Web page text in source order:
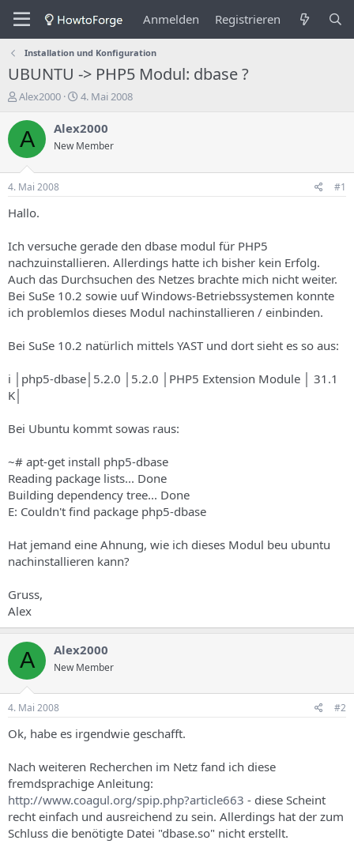
Anmelden Registrieren
Installation und Konfiguration
UBUNTU -> PHP5 Modul: dbase ?
E
s
t
e
l
e
r
s
T
h
e
m
Alex2000
E
s
e
d
a
t
u
m
4. Mai 2008
A Alex2000
New Member
4. Mai 2008 #1
Hallo.
Ich versuche gerade den dbase modul für PHP5
nachzuinstallieren. Allerdings hatte ich bisher kein Erfolg.
Auch das Durchsuchen des Netzes brachte mich nicht weiter.
Bei SuSe 10.2 sowie uuf Windows-Betriebssystemen konnte
ich problemlos dieses Modul nachinstallieren / einbinden.
Bei SuSe 10.2 natürlich mittels YAST und dort sieht es so aus:
i │php5-dbase│5.2.0 │5.2.0 │PHP5 Extension Module │ 31.1
K│
Bei Ubuntu kommt sowas raus:
~# apt-get install php5-dbase
Reading package lists... Done
Building dependency tree... Done
E: Couldn't find package php5-dbase
Hat jemand eine Ahnung, wie ich dieses Modul beu ubuntu
nachinstallieren kann?
Gruss,
Alex
A Alex2000
New Member
4. Mai 2008 #2
Ok, habe es irgendwie geschafft.
Nach weiteren Recherchen im Netz fand ich diese
fremdsprachige Anleitung:
http://www.coagul.org/spip.php?article663 - diese Scheint
recht einfach und ausreichend zu sein. Allerdings hat der zum
Schluss die benötigte Datei "dbase.so" nicht erstellt.